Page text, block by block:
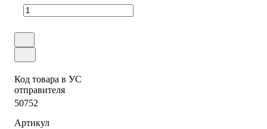
Код товара в УС
отправителя
50752
Артикул